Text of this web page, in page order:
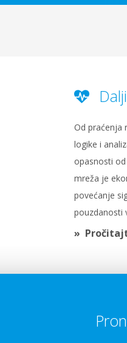
Od praćenja
logike i
opasnosti od
mreža je
povećanje
pouzdanosti